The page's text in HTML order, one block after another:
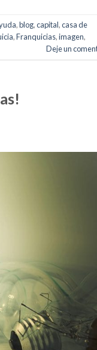
,blog,capital,casa de
,Franquicias,imagen,
Deje un